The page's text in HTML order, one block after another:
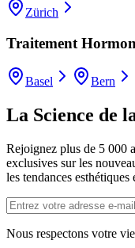
Zürich
Traitement
Basel Bern
La Science de
Rejoignez plus de 5 000
exclusives sur les
les tendances esthétiques
Nous respectons votre